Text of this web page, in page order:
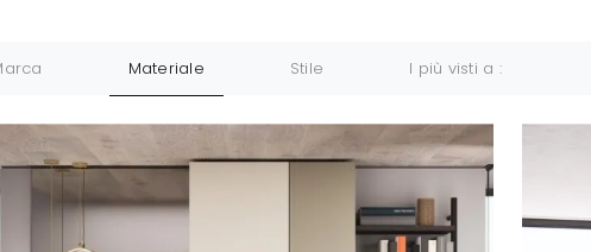
Materiale Stile I più visti a :